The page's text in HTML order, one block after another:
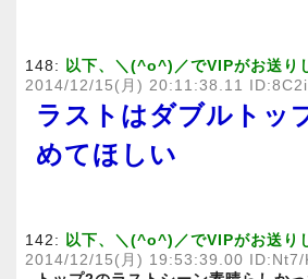
148: 以下、＼(^o^)／でVIPがお送り
2014/12/15(月) 20:11:38.11
ラストはダブルトッ
めてほしい
142: 以下、＼(^o^)／でVIPがお送り
2014/12/15(月) 19:53:39.00 ID:Nt7/